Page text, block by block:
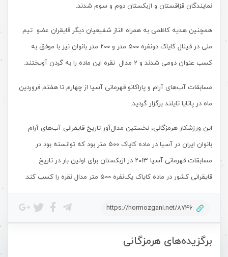
برگزیده‌های هرمزگانی
نمایندگان قزاقستان و ازبکستان دوم و سوم شدند.
همچنین هدیه کاظمی به همراه الناز شفیعیان دیگر قایقران عضو تیم
ملی در فینال کایاک دونفره ۵۰۰ متر و ۲۰۰ متر بانوان نیز با موفق به
کسب عنوان دومی شدند و 2 مدال نقره این ماده را به گردن آویختند.
مسابقات آب‌های آرام و پاراکانو قهرمانی آسیا از چهارم تا هفتم فروردین
ماه در پاتایا تایلند برگزار گردید.
این ورزشکار هرمزگانی، نخستین مدال‌آور تاریخ قایقرانی آب‌های آرام
بانوان ایران در آسیا در ماده کایاک ۵۰۰ متر بود که توانسته بود در
مسابقات قهرمانی آسیا ۲۰۱۳ در ازبکستان برای اولین بار در تاریخ
قایقرانی کشور در ماده کایاک یک‌نفره ۵۰۰ متر مدال نقره را کسب کند.
https://hormozgani.net/8746